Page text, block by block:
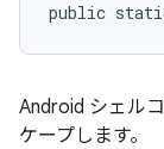
public
Android シェル
ケープします。